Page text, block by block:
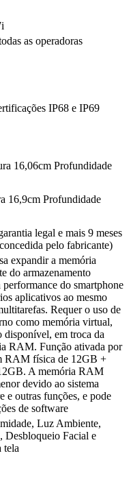
as operadoras
IP68 e IP69
16,06cm Profundidade
16,9cm Profundidade
legal e mais 9 meses
pelo fabricante)
expandir a memória
do armazenamento
do smartphone
aplicativos ao mesmo
Requer o uso de
como memória virtual,
disponível, em troca da
RAM. Função ativada por
RAM física de 12GB +
A memória RAM
devido ao sistema
e outras funções, e pode
de software
Luz Ambiente,
Desbloqueio Facial e
tela